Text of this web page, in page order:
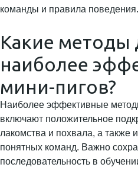
команды и правила поведения.
Какие методы
наиболее
мини-пигов?
Наиболее эффективные
включают положительное
лакомства и похвала, а также
понятных команд. Важно
последовательность в